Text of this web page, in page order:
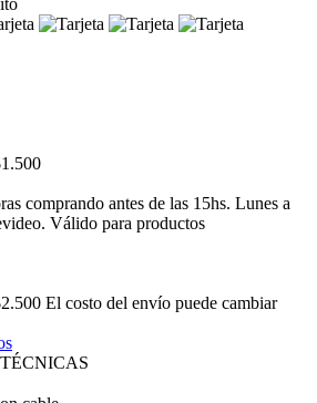
comprando antes de las 15hs. Lunes a
Válido para productos
El costo del envío puede cambiar